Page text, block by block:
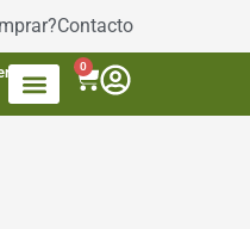
Contacto
0